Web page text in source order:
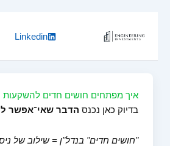
content
Linkedin
איך מפתחים חושים חדים להשקעות
בדיוק כאן נכנס הדבר שאי־אפשר
"חושים חדים" בנדל"ן = שילוב של